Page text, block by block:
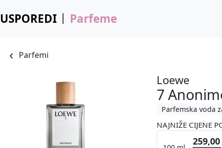
USPOREDI Parfeme
Parfemi
Loewe
7
Parfemska voda
NAJNIŽE CIJENE